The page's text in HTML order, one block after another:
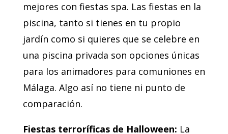
mejores con fiestas spa. Las fiestas en la
piscina, tanto si tienes en tu propio
jardín como si quieres que se celebre en
una piscina privada son opciones únicas
para los animadores para comuniones en
Málaga. Algo así no tiene ni punto de
comparación.
Fiestas terroríficas de Halloween: La